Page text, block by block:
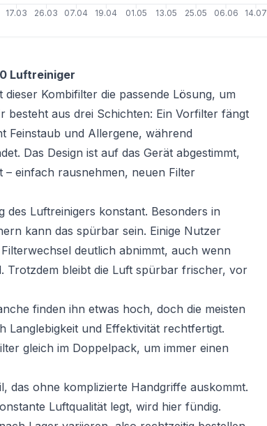
17.03 26.03 07.04 19.04 01.05 13.05 25.05 06.06 14.07
Luftreiniger
Kombifilter die passende Lösung, um
besteht aus drei Schichten: Ein Vorfilter fängt
Feinstaub und Allergene, während
Das Design ist auf das Gerät abgestimmt,
– einfach rausnehmen, neuen Filter
des Luftreinigers konstant. Besonders in
kann das spürbar sein. Einige Nutzer
deutlich abnimmt, auch wenn
Trotzdem bleibt die Luft spürbar frischer, vor
finden ihn etwas hoch, doch die meisten
Langlebigkeit und Effektivität rechtfertigt.
gleich im Doppelpack, um immer einen
das ohne komplizierte Handgriffe auskommt.
Luftqualität legt, wird hier fündig.